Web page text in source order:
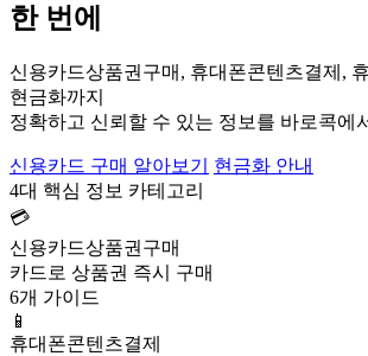
한 번에
신용카드상품권구매, 휴대폰콘텐츠결제,
현금화까지
정확하고 신뢰할 수 있는 정보를 바로콕에
신용카드 구매 알아보기
현금화 안내
4대 핵심 정보 카테고리
💳
신용카드상품권구매
카드로 상품권 즉시 구매
6개 가이드
📱
휴대폰콘텐츠결제